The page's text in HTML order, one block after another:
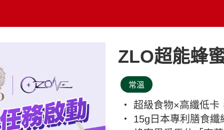
ZLO超能蜂
常溫
‧ 超級食物×高纖低卡
‧ 15g日本專利膳食纖